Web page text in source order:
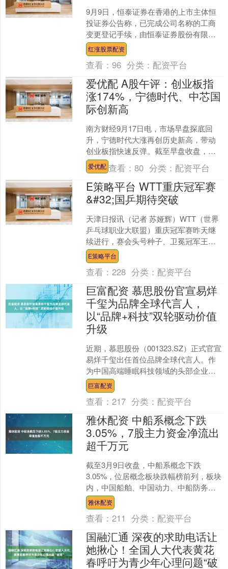
9月9日，恒泰证券在香港的上市主体恒
投证券公告称，已完成公司名称的工商
变更登记手续，由恒泰证券股份有限公
司正式变更为金融街证券股份有限公
司。2023年2月，金融....
红涨股票配资
查看：96 分类： 配资平台
爱优配 A股午评：创业板指
涨174%，宁德时代、中芯国
际创新高
南方财经9月17日电，市场早盘探底回
升，宁德时代大涨再创历史新高，带动
创业板指快速反弹。截至早盘收盘，沪
指涨0.41%，深成指涨1.02%，创业板指
涨1.74%....
爱优配 查看：80 分类： 配资平台
E策略平台 WTT重庆冠军赛
&#32;国乒期待突破
天津日报讯（记者 苏娅辉）WTT（世界
乒乓球职业大联盟）重庆冠军赛昨天继
续进行，赛会头号种子、卫冕冠军王楚
钦3：0横扫丹麦选手格罗特，顺利晋级
男单16强。陈垣宇....
E策略平台
查看：228 分类： 配资平台
巨富配资 慕思股份官宣易烊
千玺为品牌全球代言人，
以“品牌+科技”双轮驱动价值
升级
近期，慕思股份（001323.SZ）正式官宣
易烊千玺出任首位品牌全球代言人。作
为中国高端睡眠科技领域的头部企业，
慕思的最新动态引发了消费市场与资本
市场的共同关注....
巨富配资
查看：217 分类： 配资平台
雅休配资 中船系概念下跌
3.05%，7股主力资金净流出
超千万元
截至3月9日收盘，中船系概念下跌
3.05%，位居概念板块跌幅榜前列，板块
内，中国船舶、中国动力、中船防务等
跌幅居前。 今日涨跌幅居前的概念板块
概念今日涨跌幅（....
雅休配资
查看：211 分类： 配资平台
国融汇通 深夜的求助电话让
她揪心！全国人大代表黄花
春呼吁为青少年心理问题“破